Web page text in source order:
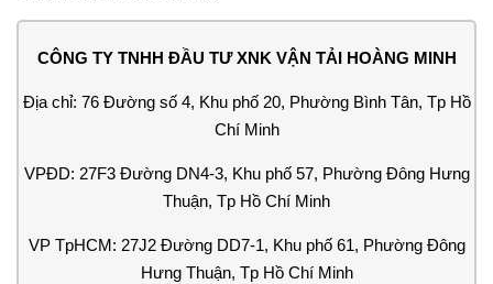
CÔNG TY TNHH ĐẦU TƯ XNK VẬN TẢI HOÀNG MINH
Địa chỉ: 76 Đường số 4, Khu phố 20, Phường Bình Tân, Tp Hồ
Chí Minh
VPĐD: 27F3 Đường DN4-3, Khu phố 57, Phường Đông Hưng
Thuận, Tp Hồ Chí Minh
VP TpHCM: 27J2 Đường DD7-1, Khu phố 61, Phường Đông
Hưng Thuận, Tp Hồ Chí Minh